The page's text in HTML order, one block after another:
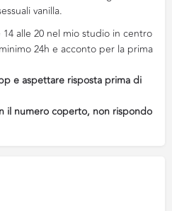
vanilla.
alle 20 nel mio studio in centro
24h e acconto per la prima
e aspettare risposta prima di
il numero coperto, non rispondo